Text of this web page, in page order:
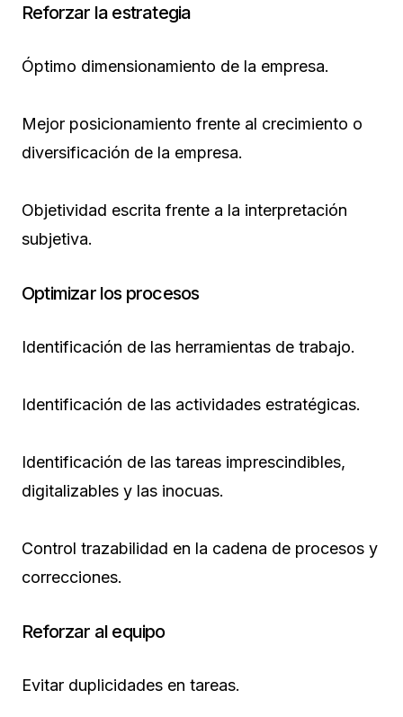
Reforzar la estrategia
Óptimo dimensionamiento de la empresa.
Mejor posicionamiento frente al crecimiento o
diversificación de la empresa.
Objetividad escrita frente a la interpretación
subjetiva.
Optimizar los procesos
Identificación de las herramientas de trabajo.
Identificación de las actividades estratégicas.
Identificación de las tareas imprescindibles,
digitalizables y las inocuas.
Control trazabilidad en la cadena de procesos y
correcciones.
Reforzar al equipo
Evitar duplicidades en tareas.